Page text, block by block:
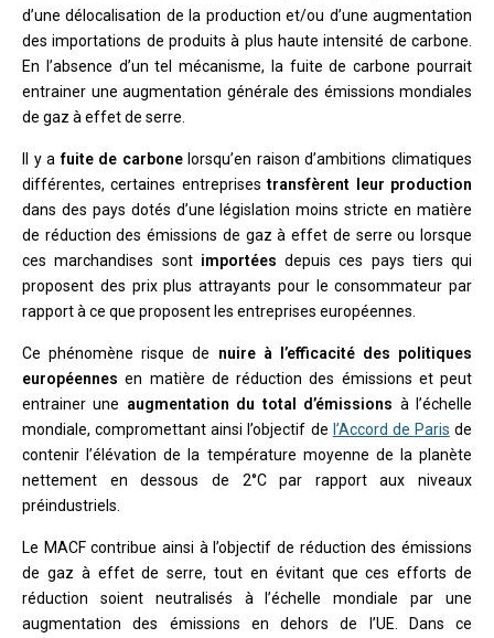
d’une délocalisation de la production et/ou d’une augmentation
des importations de produits à plus haute intensité de carbone.
En l’absence d’un tel mécanisme, la fuite de carbone pourrait
entrainer une augmentation générale des émissions mondiales
de gaz à effet de serre.
Il y afuite de carbonelorsqu’en raison d’ambitions climatiques
différentes, certaines entreprisestransfèrent leur production
dans des pays dotés d’une législation moins stricte en matière
de réduction des émissions de gaz à effet de serre ou lorsque
ces marchandises sont importées depuis ces pays tiers qui
proposent des prix plus attrayants pour le consommateur par
rapport à ce que proposent les entreprises européennes.
Ce phénomène risque de nuire à l’efficacité des politiques
européennes en matière de réduction des émissions et peut
entrainer une augmentation du total d’émissions à l’échelle
mondiale, compromettant ainsi l’objectif de l’Accord de Paris de
contenir l’élévation de la température moyenne de la planète
nettement en dessous de 2°C par rapport aux niveaux
préindustriels.
Le MACF contribue ainsi à l’objectif de réduction des émissions
de gaz à effet de serre, tout en évitant que ces efforts de
réduction soient neutralisés à l’échelle mondiale par une
augmentation des émissions en dehors de l’UE. Dans ce